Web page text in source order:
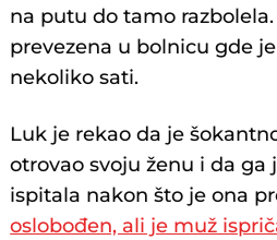
na putu do tamo
prevezena u bolnicu gde
nekoliko sati.
Luk je rekao da je
otrovao svoju ženu i da ga
ispitala nakon što je ona
oslobođen, ali je muž